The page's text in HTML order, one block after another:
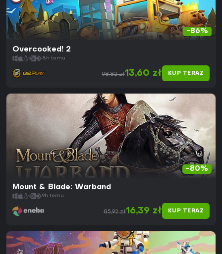
-86%
Overcooked! 2
8h temu
98,82 zł13,60 zł KUP TERAZ
-80%
Mount & Blade: Warband
9h temu
85,92 zł16,39 zł KUP TERAZ